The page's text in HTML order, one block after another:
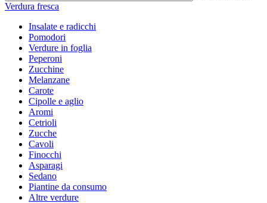
Verdura fresca
Insalate e radicchi
Pomodori
Verdure in foglia
Peperoni
Zucchine
Melanzane
Carote
Cipolle e aglio
Aromi
Cetrioli
Zucche
Cavoli
Finocchi
Asparagi
Sedano
Piantine da consumo
Altre verdure